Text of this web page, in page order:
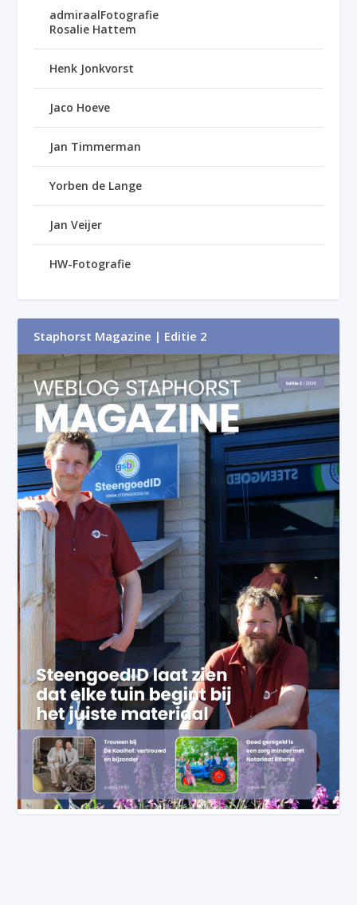
admiraalFotografie
Rosalie Hattem
Henk Jonkvorst
Jaco Hoeve
Jan Timmerman
Yorben de Lange
Jan Veijer
HW-Fotografie
Staphorst Magazine | Editie 2